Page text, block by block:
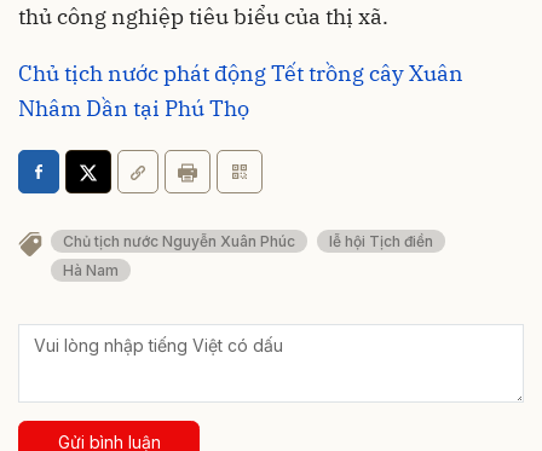
thủ công nghiệp tiêu biểu của thị xã.
Chủ tịch nước phát động Tết trồng cây Xuân
Nhâm Dần tại Phú Thọ
Chủ tịch nước Nguyễn Xuân Phúc
lễ hội Tịch điền
Hà Nam
Gửi bình luận